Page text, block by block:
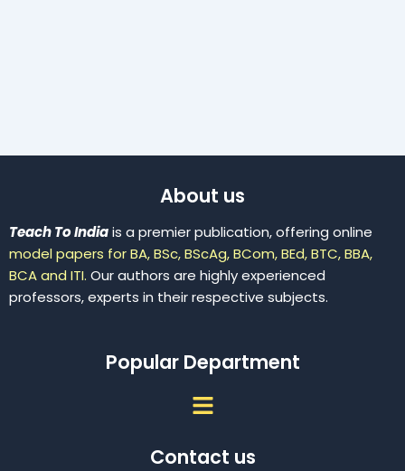
About us
Teach To Indiais a premier publication, offering online
model papers for BA, BSc, BScAg, BCom, BEd, BTC, BBA,
BCA and ITI. Our authors are highly experienced
professors, experts in their respective subjects.
Popular Department
Menu
Contact us